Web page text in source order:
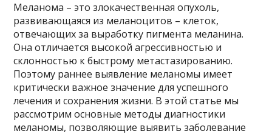
Меланома – это злокачественная опухоль,
развивающаяся из меланоцитов – клеток,
отвечающих за выработку пигмента меланина.
Она отличается высокой агрессивностью и
склонностью к быстрому метастазированию.
Поэтому раннее выявление меланомы имеет
критически важное значение для успешного
лечения и сохранения жизни. В этой статье мы
рассмотрим основные методы диагностики
меланомы, позволяющие выявить заболевание